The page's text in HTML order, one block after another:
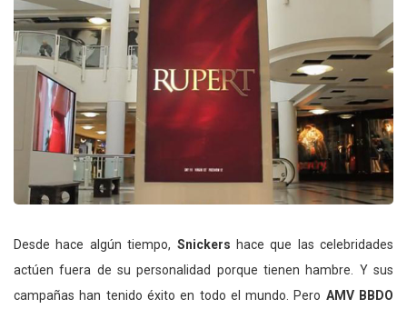
Desde hace algún tiempo, Snickers hace que las celebridades
actúen fuera de su personalidad porque tienen hambre. Y sus
campañas han tenido éxito en todo el mundo. Pero AMV BBDO